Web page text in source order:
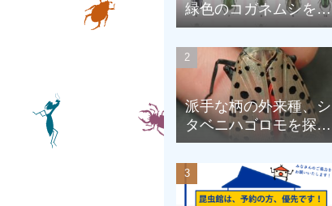
緑色のコガネムシを、
克服しよう！
派手な柄の外来種、シ
タベニハゴロモを探そ
う